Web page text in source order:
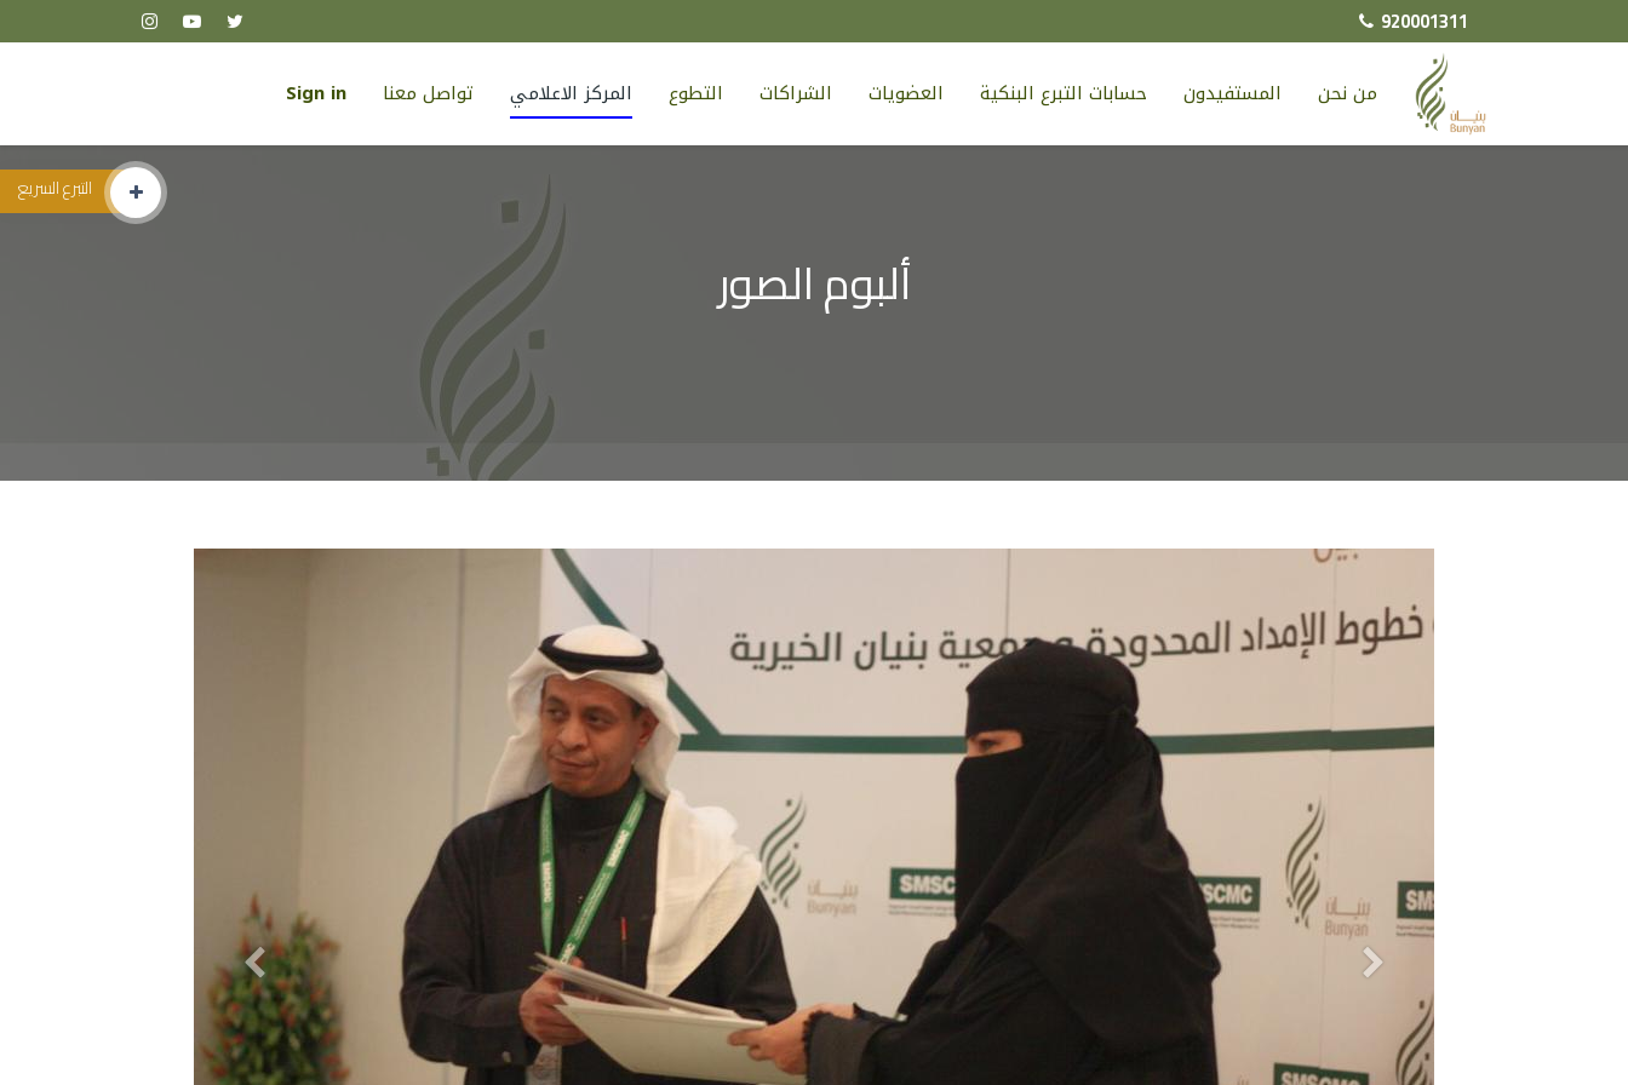
920001311
من نحن المستفيدون حسابات التبرع البنكية العضويات الشراكات التطوع المركز الاعلامي تواصل معنا Sign in
التبرع السريع
ألبوم الصور
السابق التالي